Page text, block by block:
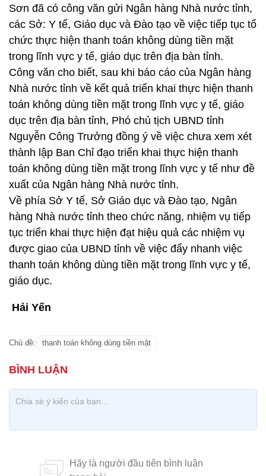
Sơn đã có công văn gửi Ngân hàng Nhà nước tỉnh,
các Sở: Y tế, Giáo dục và Đào tạo về việc tiếp tục tổ
chức thực hiện thanh toán không dùng tiền mặt
trong lĩnh vực y tế, giáo dục trên địa bàn tỉnh.
Công văn cho biết, sau khi báo cáo của Ngân hàng
Nhà nước tỉnh về kết quả triển khai thực hiện thanh
toán không dùng tiền mặt trong lĩnh vực y tế, giáo
dục trên địa bàn tỉnh, Phó chủ tịch UBND tỉnh
Nguyễn Công Trưởng đồng ý về việc chưa xem xét
thành lập Ban Chỉ đạo triển khai thực hiện thanh
toán không dùng tiền mặt trong lĩnh vực y tế như đề
xuất của Ngân hàng Nhà nước tỉnh.
Về phía Sở Y tế, Sở Giáo dục và Đào tạo, Ngân
hàng Nhà nước tỉnh theo chức năng, nhiệm vụ tiếp
tục triển khai thực hiện đạt hiệu quả các nhiệm vụ
được giao của UBND tỉnh về việc đẩy nhanh việc
thanh toán không dùng tiền mặt trong lĩnh vực y tế,
giáo dục.
Hải Yến
Chủ đề: thanh toán không dùng tiền mặt